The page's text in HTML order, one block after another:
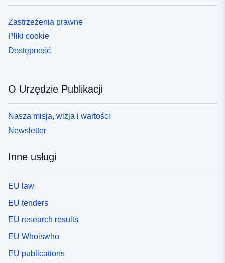
Zastrzeżenia prawne
Pliki cookie
Dostępność
O Urzędzie Publikacji
Nasza misja, wizja i wartości
Newsletter
Inne usługi
EU law
EU tenders
EU research results
EU Whoiswho
EU publications